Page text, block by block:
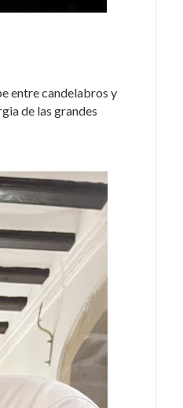
entre candelabros y
de las grandes